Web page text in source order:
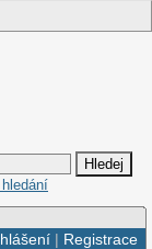
| Registrace